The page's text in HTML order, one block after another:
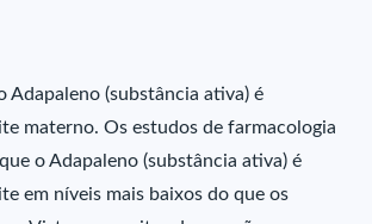
Adapaleno (substância ativa) é
materno. Os estudos de farmacologia
o Adapaleno (substância ativa) é
em níveis mais baixos do que os